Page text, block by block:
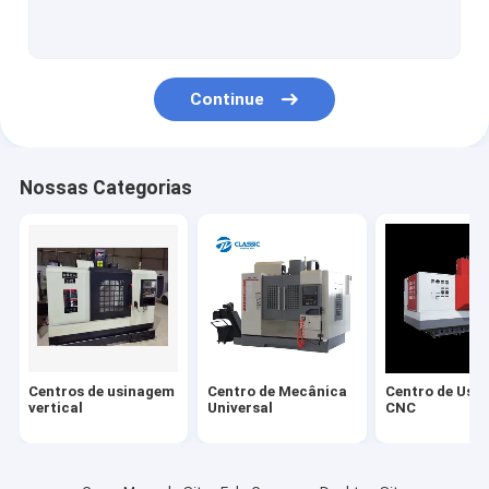
Continue
Nossas Categorias
Centros de usinagem
vertical
Centro de Mecânica
Universal
Centro de
CNC